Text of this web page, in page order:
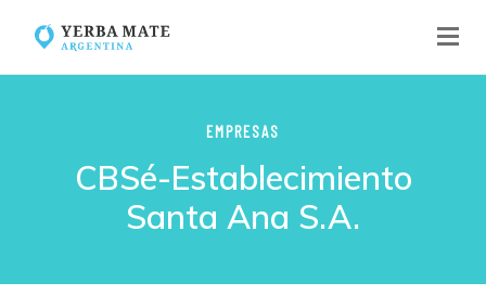
EMPRESAS
CBSé-Establecimiento
Santa Ana S.A.